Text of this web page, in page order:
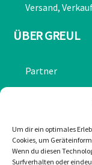
Um dir ein optimales
Cookies, um
Wenn du diesen
Surfverhalten oder
Versand,
ÜBER GREUL
Partner
Impressum